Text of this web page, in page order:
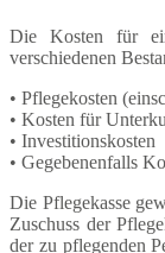
Die Kosten für
verschiedenen
• Pflegekosten
• Kosten für
• Investitionskosten
• Gegebenenfalls
Die Pflegekasse
Zuschuss der
der zu pflegenden